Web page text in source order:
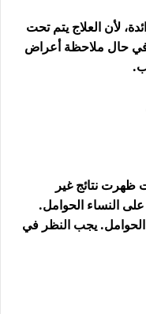
لأن العلاج يتم تحت
حال ملاحظة أعراض
ظهرت نتائج غير
النساء الحوامل.
يجب النظر في